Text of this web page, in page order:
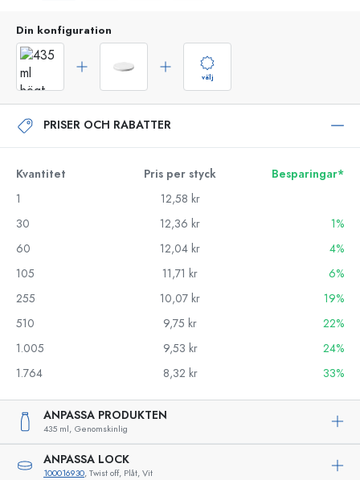
Din konfiguration
välj
PRISER OCH RABATTER
Kvantitet Pris per styck
Besparingar*
1
12,58 kr
30
12,36 kr
1%
60
12,04 kr
4%
105
11,71 kr
6%
255
10,07 kr
19%
510
9,75 kr
22%
1.005
9,53 kr
24%
1.764
8,32 kr 33%
ANPASSA PRODUKTEN
435 ml, Genomskinlig
ANPASSA LOCK
100016930, Twist off, Plåt, Vit